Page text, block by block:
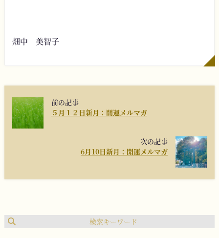
畑中 美智子
前の記事
５月１２日新月：開運メルマガ
次の記事
6月10日新月：開運メルマガ